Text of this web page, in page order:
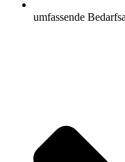
umfassende